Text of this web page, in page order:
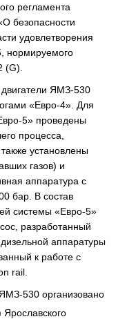
регламента
безопасности
удовлетворения
нормируемого
ЯМЗ-530
«Евро-4». Для
5» проведены
процесса,
установлены
газов) и
аппаратура с
бар. В состав
системы «Евро-5»
разработанный
аппаратуры
к работе с
rail.
530 организовано
Ярославского